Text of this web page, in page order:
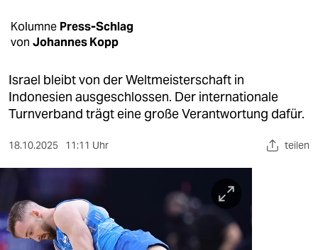
gesellschaft
kultur
sport
berlin
nord
wahrheit
verlag
Kolumne Press-Schlag
von Johannes Kopp
Israel bleibt von der Weltmeisterschaft in
Indonesien ausgeschlossen. Der internationale
Turnverband trägt eine große Verantwortung dafür.
18.10.2025 11:11 Uhr teilen